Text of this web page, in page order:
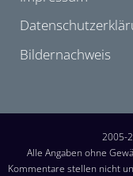
Bildernachweis
2005-
Alle Angaben ohne
Kommentare stellen nicht